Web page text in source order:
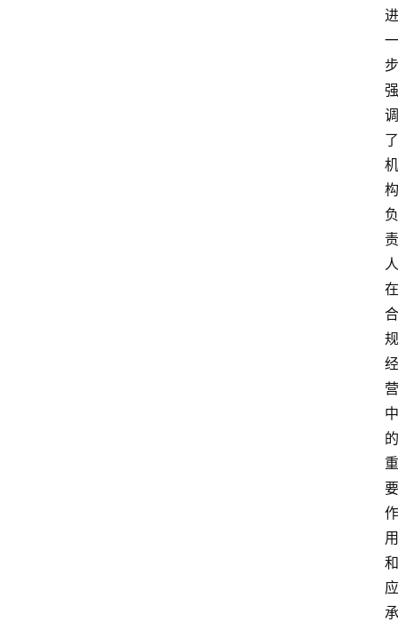
进
一
步
强
调
了
机
构
负
责
人
在
合
规
经
营
中
的
重
要
作
用
和
应
承